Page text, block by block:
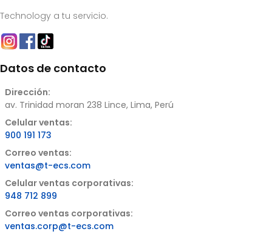
Technology a tu servicio.
Datos de contacto
Dirección:
av. Trinidad moran 238 Lince, Lima, Perú
Celular ventas:
900 191 173
Correo ventas:
ventas@t-ecs.com
Celular ventas corporativas:
948 712 899
Correo ventas corporativas:
ventas.corp@t-ecs.com